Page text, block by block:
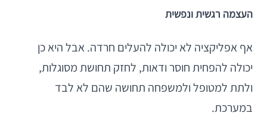
העצמה רגשית ונפשית
אף אפליקציה לא יכולה להעלים חרדה. אבל היא כן
יכולה להפחית חוסר ודאות, לחזק תחושת מסוגלות,
ולתת למטופל ולמשפחה תחושה שהם לא לבד
במערכת.